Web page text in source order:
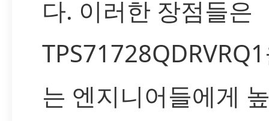
다. 이러한 장점들은
는 엔지니어들에게